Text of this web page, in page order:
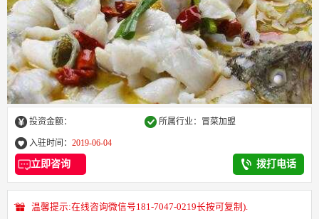
投资金额： 所属行业：冒菜加盟
入驻时间： 2019-06-04
立即咨询 拨打电话
温馨提示:在线咨询微信号181-7047-0219长按可复制).